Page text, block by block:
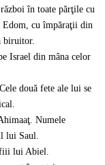
în toate părţile cu
cu împăraţii din
biruitor.
Israel din mâna celor
două fete ale lui se
Numele
lui Saul.
lui Abiel.